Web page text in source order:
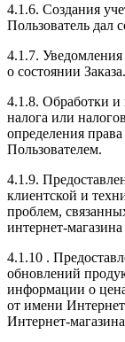
4.1.6. Создания
Пользователь дал
4.1.7.
о состоянии Заказа.
4.1.8. Обработки и
налога или
определения
Пользователем.
4.1.9.
клиентской и
проблем,
интернет-магазина
4.1.10 .
обновлений
информации о
от имени
Интернет-магазина